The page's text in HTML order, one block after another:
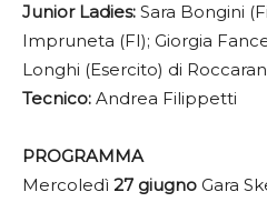
Junior Ladies: Sara Bongini
Impruneta (FI); Giorgia
Longhi (Esercito) di
Tecnico: Andrea Filippetti
PROGRAMMA
Mercoledì 27 giugno Gara